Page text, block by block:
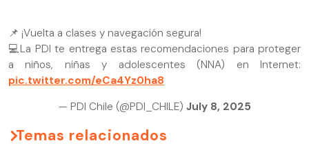
📌 ¡Vuelta a clases y navegación segura!
💻La PDI te entrega estas recomendaciones para proteger
a niños, niñas y adolescentes (NNA) en Internet:
pic.twitter.com/eCa4Yz0ha8
— PDI Chile (@PDI_CHILE) July 8, 2025
Temas relacionados